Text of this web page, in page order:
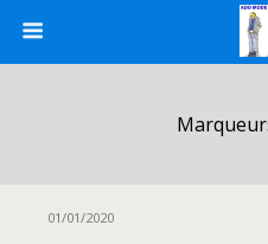
01/01/2020